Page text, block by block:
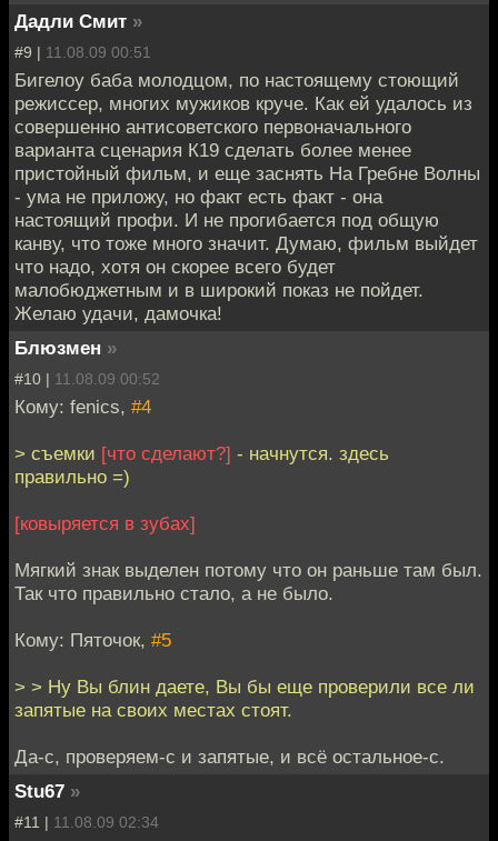
Дадли Смит »
#9 | 11.08.09 00:51
Бигелоу баба молодцом, по настоящему стоющий
режиссер, многих мужиков круче. Как ей удалось из
совершенно антисоветского первоначального
варианта сценария К19 сделать более менее
пристойный фильм, и еще заснять На Гребне Волны
- ума не приложу, но факт есть факт - она
настоящий профи. И не прогибается под общую
канву, что тоже много значит. Думаю, фильм выйдет
что надо, хотя он скорее всего будет
малобюджетным и в широкий показ не пойдет.
Желаю удачи, дамочка!
Блюзмен »
#10 | 11.08.09 00:52
Кому: fenics, #4
> съемки [что сделают?] - начнутся. здесь
правильно =)
[ковыряется в зубах]
Мягкий знак выделен потому что он раньше там был.
Так что правильно стало, а не было.
Кому: Пяточок, #5
> > Ну Вы блин даете, Вы бы еще проверили все ли
запятые на своих местах стоят.
Да-с, проверяем-с и запятые, и всё остальное-с.
Stu67 »
#11 | 11.08.09 02:34